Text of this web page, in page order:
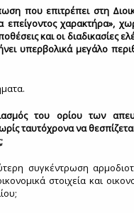
που επιτρέπει στη
χαρακτήρα»,
και οι διαδικασίες
υπερβολικά μεγάλο
του ορίου των
ταυτόχρονα να
συγκέντρωση
στοιχεία και